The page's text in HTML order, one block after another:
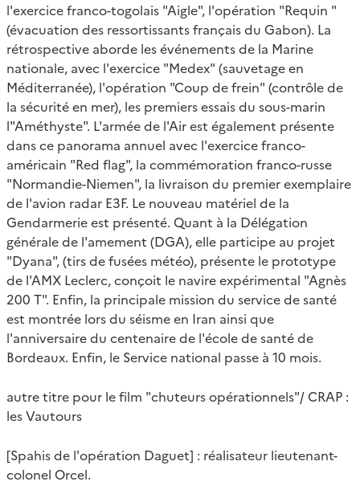
l'exercice franco-togolais "Aigle", l'opération "Requin "
(évacuation des ressortissants français du Gabon). La
rétrospective aborde les événements de la Marine
nationale, avec l'exercice "Medex" (sauvetage en
Méditerranée), l'opération "Coup de frein" (contrôle de
la sécurité en mer), les premiers essais du sous-marin
l"Améthyste". L'armée de l'Air est également présente
dans ce panorama annuel avec l'exercice franco-
américain "Red flag", la commémoration franco-russe
"Normandie-Niemen", la livraison du premier exemplaire
de l'avion radar E3F. Le nouveau matériel de la
Gendarmerie est présenté. Quant à la Délégation
générale de l'amement (DGA), elle participe au projet
"Dyana", (tirs de fusées météo), présente le prototype
de l'AMX Leclerc, conçoit le navire expérimental "Agnès
200 T". Enfin, la principale mission du service de santé
est montrée lors du séisme en Iran ainsi que
l'anniversaire du centenaire de l'école de santé de
Bordeaux. Enfin, le Service national passe à 10 mois.
autre titre pour le film "chuteurs opérationnels"/ CRAP :
les Vautours
[Spahis de l'opération Daguet] : réalisateur lieutenant-
colonel Orcel.